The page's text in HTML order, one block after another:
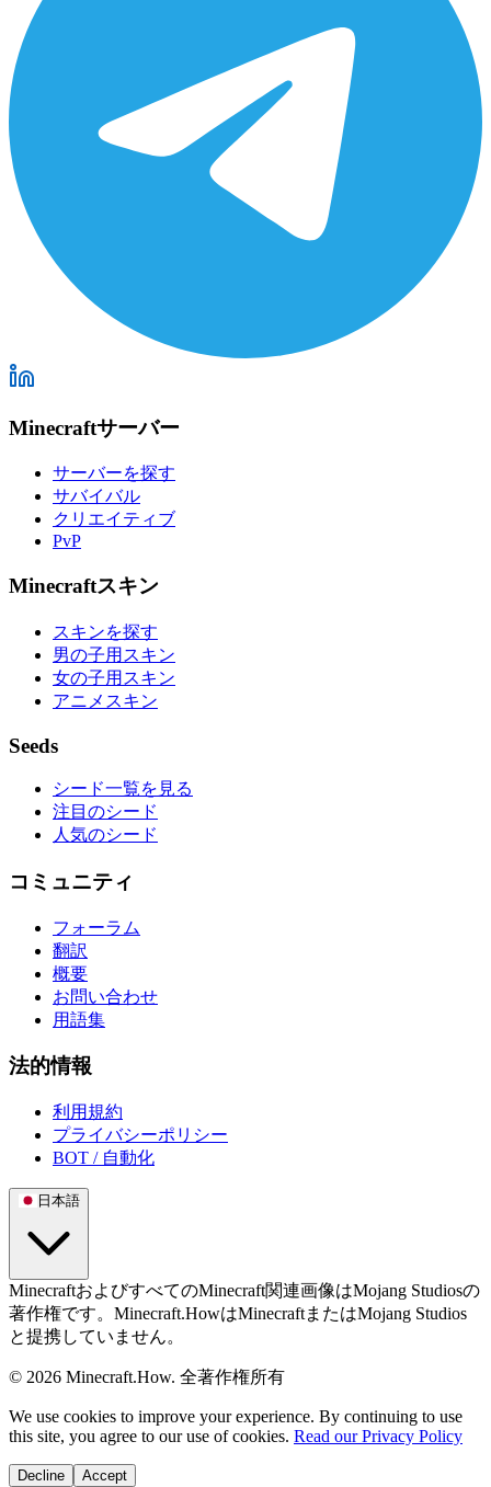
Minecraftサーバー
サーバーを探す
サバイバル
クリエイティブ
PvP
Minecraftスキン
スキンを探す
男の子用スキン
女の子用スキン
アニメスキン
Seeds
シード一覧を見る
注目のシード
人気のシード
コミュニティ
フォーラム
翻訳
概要
お問い合わせ
用語集
法的情報
利用規約
プライバシーポリシー
BOT / 自動化
日本語
MinecraftおよびすべてのMinecraft関連画像はMojang Studiosの
著作権です。Minecraft.HowはMinecraftまたはMojang Studios
と提携していません。
© 2026 Minecraft.How. 全著作権所有
We use cookies to improve your experience. By continuing to use
this site, you agree to our use of cookies. Read our Privacy Policy
Decline Accept